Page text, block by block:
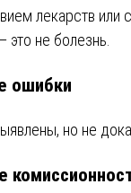
лекарств или
это не болезнь.
ошибки
но не